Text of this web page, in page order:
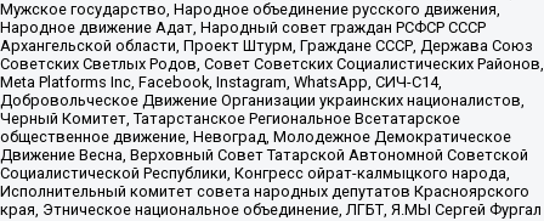
Мужское государство, Народное объединение русского движения,
Народное движение Адат, Народный совет граждан РСФСР СССР
Архангельской области, Проект Штурм, Граждане СССР, Держава Союз
Советских Светлых Родов, Совет Советских Социалистических Районов,
Meta Platforms Inc, Facebook, Instagram, WhatsApp, СИЧ-С14,
Добровольческое Движение Организации украинских националистов,
Черный Комитет, Татарстанское Региональное Всетатарское
общественное движение, Невоград, Молодежное Демократическое
Движение Весна, Верховный Совет Татарской Автономной Советской
Социалистической Республики, Конгресс ойрат-калмыцкого народа,
Исполнительный комитет совета народных депутатов Красноярского
края, Этническое национальное объединение, ЛГБТ, Я.МЫ Сергей Фургал